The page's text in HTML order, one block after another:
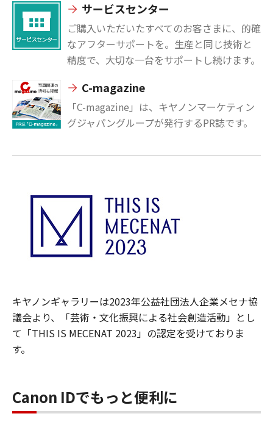
サービスセンター
ご購入いただいたすべてのお客さまに、的確
なアフターサポートを。生産と同じ技術と
精度で、大切な一台をサポートし続けます。
C-magazine
「C-magazine」は、キヤノンマーケティン
グジャパングループが発行するPR誌です。
キヤノンギャラリーは2023年公益社団法人企業メセナ協
議会より、「芸術・文化振興による社会創造活動」とし
て「THIS IS MECENAT 2023」の認定を受けておりま
す。
Canon IDでもっと便利に